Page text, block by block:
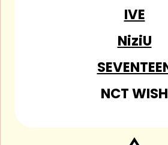
IVE
NiziU
NCT WISH